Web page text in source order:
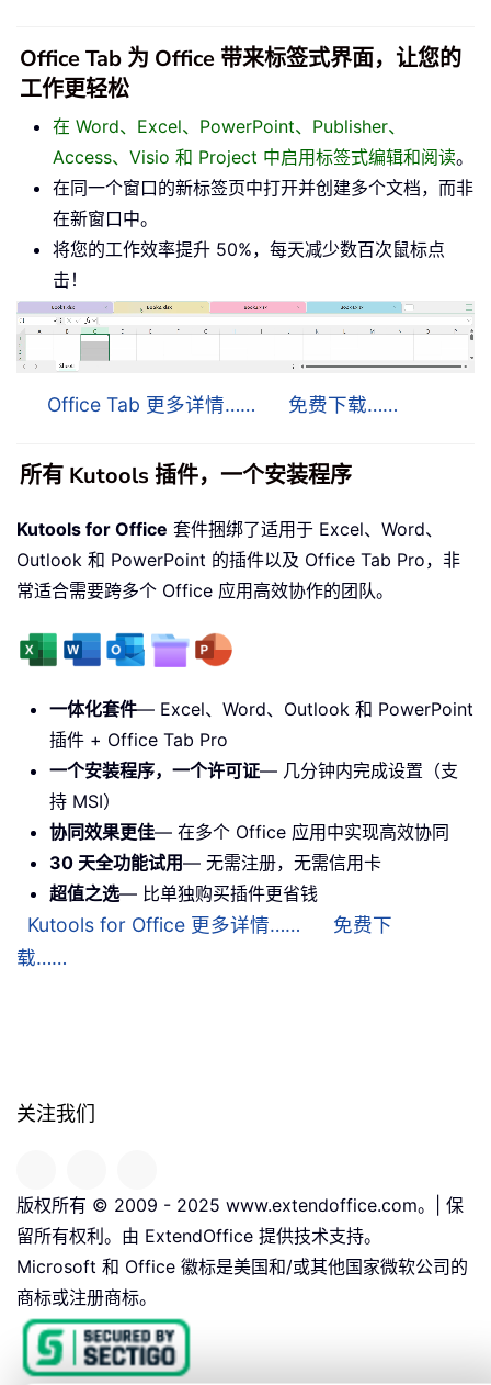
Office Tab 为 Office 带来标签式界面，让您的
工作更轻松
在 Word、Excel、PowerPoint、Publisher、
Access、Visio 和 Project 中启用标签式编辑和阅读。
在同一个窗口的新标签页中打开并创建多个文档，而非
在新窗口中。
将您的工作效率提升 50%，每天减少数百次鼠标点
击！
Office Tab 更多详情…… 免费下载……
所有 Kutools 插件，一个安装程序
Kutools for Office 套件捆绑了适用于 Excel、Word、
Outlook 和 PowerPoint 的插件以及 Office Tab Pro，非
常适合需要跨多个 Office 应用高效协作的团队。
一体化套件— Excel、Word、Outlook 和 PowerPoint
插件 + Office Tab Pro
一个安装程序，一个许可证— 几分钟内完成设置（支
持 MSI）
协同效果更佳— 在多个 Office 应用中实现高效协同
30 天全功能试用— 无需注册，无需信用卡
超值之选— 比单独购买插件更省钱
Kutools for Office 更多详情……
免费下
载……
关注我们
版权所有 © 2009 - 2025 www.extendoffice.com。| 保
留所有权利。由 ExtendOffice 提供技术支持。
Microsoft 和 Office 徽标是美国和/或其他国家微软公司的
商标或注册商标。